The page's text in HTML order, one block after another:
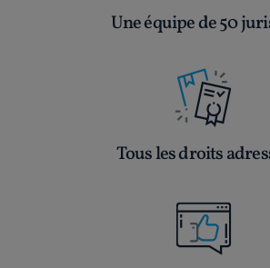
Une équipe de 50
Tous les droits